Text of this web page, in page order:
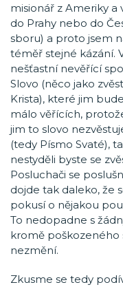
misionář z Ameriky a
do Prahy nebo do
sboru) a proto jsem
téměř stejné kázání.
nešťastní nevěřící
Slovo (něco jako
Krista), které jim
málo věřících,
jim to slovo
(tedy Písmo Svaté),
nestyděli byste se
Posluchači se
dojde tak daleko, že
pokusí o nějakou
To nedopadne s
kromě poškozeného
nezmění.
Zkusme se tedy